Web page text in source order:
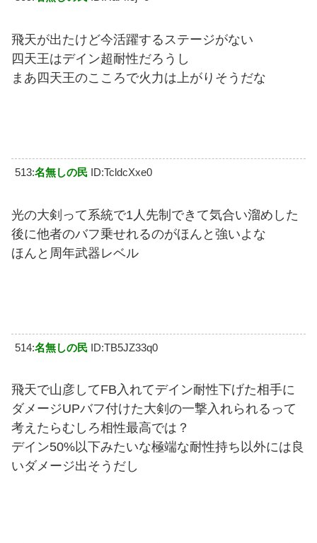
飛天が出たけど今活躍するステージがない
四天王はデイン超耐性だろうし
まあ四天王のこころで火力は上がりそうだな
513:名無しの民 ID:TcldcXxe0
光の大剣って系統で1人先制できて気合い溜めした
後に他者のバフ乗せれるのがほんと強いよな
ほんと周年武器レベル
514:名無しの民 ID:TB5JZ33q0
飛天で山彦してFB入れてデイン耐性下げた相手に
ダメージUPバフ付けた大剣の一撃入れられるって
考えたらむしろ相性最高では？
デイン50%以下みたいな極端な耐性持ち以外には良
いダメージ出そうだし